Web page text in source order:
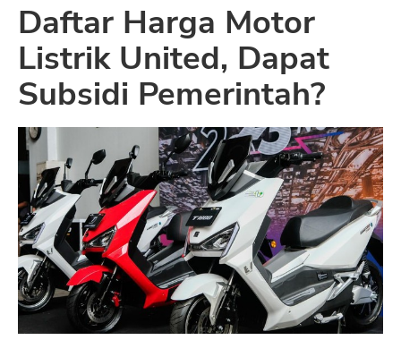
Daftar Harga Motor
Listrik United, Dapat
Subsidi Pemerintah?